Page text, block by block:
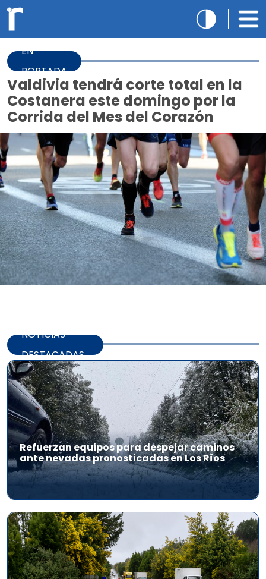
EN
PORTADA
Valdivia tendrá corte total en la
Costanera este domingo por la
Corrida del Mes del Corazón
NOTICIAS
DESTACADAS
Refuerzan equipos para despejar caminos
ante nevadas pronosticadas en Los Ríos